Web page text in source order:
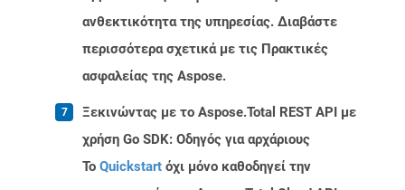
ανθεκτικότητα της υπηρεσίας. Διαβάστε
περισσότερα σχετικά με τις Πρακτικές
ασφαλείας της Aspose.
Ξεκινώντας με το Aspose.Total REST API με
χρήση Go SDK: Οδηγός για αρχάριους
Το Quickstart όχι μόνο καθοδηγεί την